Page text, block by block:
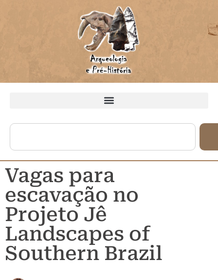
Vagas para
escavação no
Projeto Jê
Landscapes of
Southern Brazil